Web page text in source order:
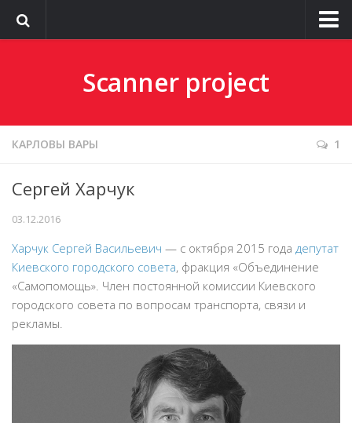
Scanner project
КАРЛОВЫ ВАРЫ 1
Сергей Харчук
03.12.2016
Харчук Сергей Васильевич — с октября 2015 года депутат
Киевского городского совета, фракция «Объединение
«Самопомощь». Член постоянной комиссии Киевского
городского совета по вопросам транспорта, связи и
рекламы.